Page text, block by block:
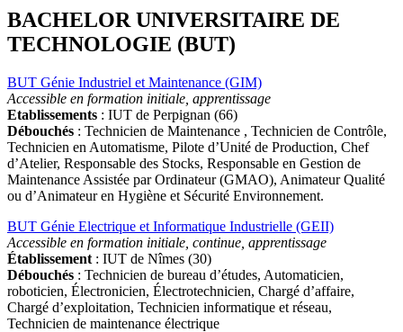
BACHELOR UNIVERSITAIRE DE
TECHNOLOGIE (BUT)
BUT Génie Industriel et Maintenance (GIM)
Accessible en formation initiale, apprentissage
Etablissements : IUT de Perpignan (66)
Débouchés : Technicien de Maintenance , Technicien de Contrôle,
Technicien en Automatisme, Pilote d’Unité de Production, Chef
d’Atelier, Responsable des Stocks, Responsable en Gestion de
Maintenance Assistée par Ordinateur (GMAO), Animateur Qualité
ou d’Animateur en Hygiène et Sécurité Environnement.
BUT Génie Electrique et Informatique Industrielle (GEII)
Accessible en formation initiale, continue, apprentissage
Établissement : IUT de Nîmes (30)
Débouchés : Technicien de bureau d’études, Automaticien,
roboticien, Électronicien, Électrotechnicien, Chargé d’affaire,
Chargé d’exploitation, Technicien informatique et réseau,
Technicien de maintenance électrique